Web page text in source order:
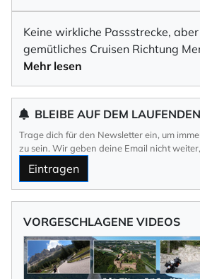
Keine wirkliche Passstrecke,
gemütliches Cruisen Richtung
Mehr lesen
BLEIBE AUF DEM LAUFENDEN
Trage dich für den Newsletter ein, um
zu sein. Wir geben deine Email nicht
Eintragen
VORGESCHLAGENE VIDEOS